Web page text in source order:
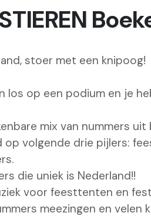
stoer met een knipoog!
los op een podium en je
mix van nummers
op volgende drie pijlers:
die uniek is Nederland!!
voor feesttenten en
meezingen en velen